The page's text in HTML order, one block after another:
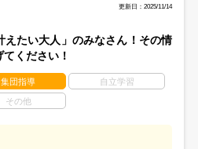
更新日：2025/11/14
えたい大人」のみなさん！その情
ください！
集団指導 自立学習
その他